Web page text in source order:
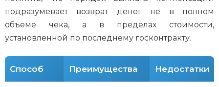
подразумевает возврат денег не в полном
объеме чека, а в пределах стоимости,
установленной по последнему госконтракту.
Способ Преимущества Недостатки